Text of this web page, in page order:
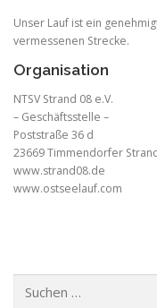
Unser Lauf ist ein
vermessenen Strecke.
Organisation
NTSV Strand 08 e.V.
– Geschäftsstelle –
Poststraße 36 d
23669 Timmendorfer
www.strand08.de
www.ostseelauf.com
nach: